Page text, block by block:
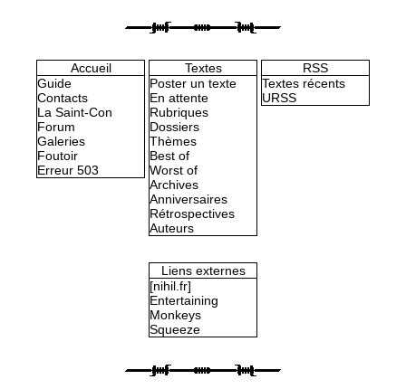
Accueil
Guide
Contacts
La Saint-Con
Forum
Galeries
Foutoir
Erreur 503
Textes
Poster un texte
En attente
Rubriques
Dossiers
Thèmes
Best of
Worst of
Archives
Anniversaires
Rétrospectives
Auteurs
RSS
Textes récents
URSS
Liens externes
[nihil.fr]
Entertaining
Monkeys
Squeeze